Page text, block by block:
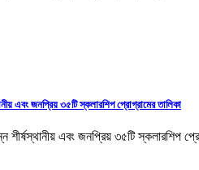
এবং জনপ্রিয় ৩৫টি স্কলারশিপ প্রোগ্রামের তালিকা
শীর্ষস্থানীয় এবং জনপ্রিয় ৩৫টি